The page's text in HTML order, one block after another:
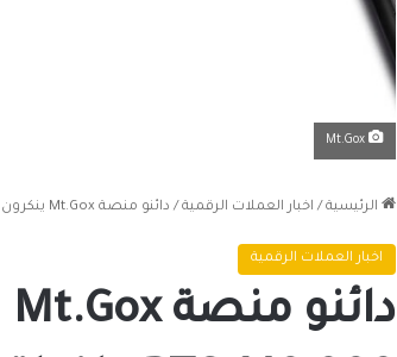
الرئيسية / اخبار العملات الرقمية / دائنو منصة Mt.Gox ينكرون الشائعات عن بيع 140,000 BTC وإغراق السوق بها
اخبار العملات الرقمية